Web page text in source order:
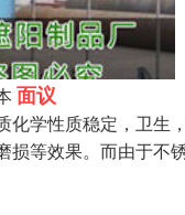
面议
化学性质稳定，卫
损等效果。而由于